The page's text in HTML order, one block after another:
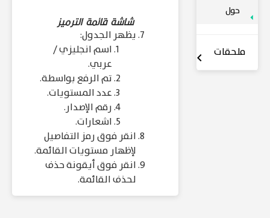
حول
ملحقات
شاشة قائمة الترميز
يظهر الجدول:
اسم انجليزي /
عربي.
تم الرفع بواسطة.
عدد المستويات.
رقم الإصدار.
اشعارات.
انقر فوق رمز التفاصيل
لإظهار مستويات القائمة.
انقر فوق أيقونة حذف
لحذف القائمة.